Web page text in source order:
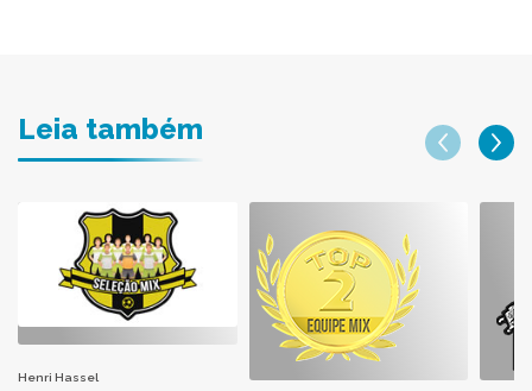
Leia também
Henri Hassel